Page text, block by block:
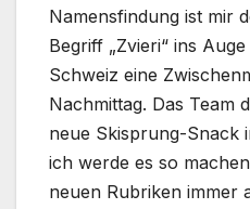
Namensfindung ist mir
Begriff „Zvieri“ ins
Schweiz eine
Nachmittag. Das Team
neue Skisprung-Snack
ich werde es so
neuen Rubriken immer